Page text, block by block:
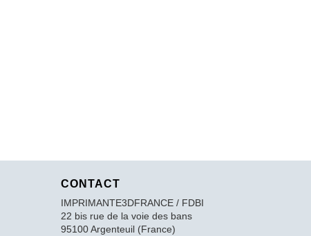
CONTACT
IMPRIMANTE3DFRANCE / FDBI
22 bis rue de la voie des bans
95100 Argenteuil (France)